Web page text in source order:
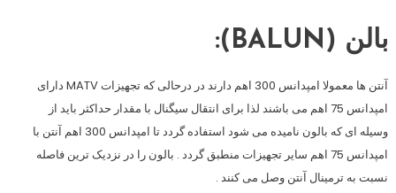
بالن (BALUN):
آنتن ها معمولا امپدانس 300 اهم دارند در درحالی که تجهیزات MATV دارای
امپدانس 75 اهم می باشند لذا برای انتقال سیگنال با مقدار حداکثر باید از
وسیله ای که بالون نامیده می شود استفاده گردد تا امپدانس 300 اهم آنتن با
امپدانس 75 اهم سایر تجهیزات منطبق گردد . بالون را در نزدیک ترین فاصله
نسبت به ترمینال آنتن وصل می کنند .